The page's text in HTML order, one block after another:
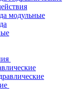
модульные